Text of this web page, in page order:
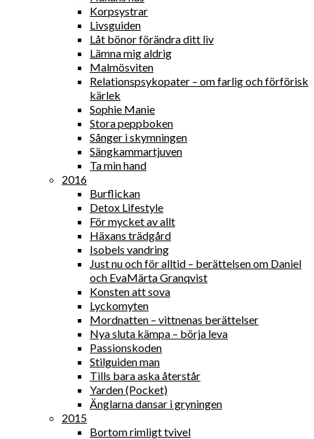
Korpsystrar
Livsguiden
Låt bönor förändra ditt liv
Lämna mig aldrig
Malmösviten
Relationspsykopater – om farlig och förförisk
kärlek
Sophie Manie
Stora peppboken
Sånger i skymningen
Sängkammartjuven
Ta min hand
2016
Burflickan
Detox Lifestyle
För mycket av allt
Häxans trädgård
Isobels vandring
Just nu och för alltid – berättelsen om Daniel
och EvaMärta Granqvist
Konsten att sova
Lyckomyten
Mordnatten – vittnenas berättelser
Nya sluta kämpa – börja leva
Passionskoden
Stilguiden man
Tills bara aska återstår
Yarden (Pocket)
Änglarna dansar i gryningen
2015
Bortom rimligt tvivel